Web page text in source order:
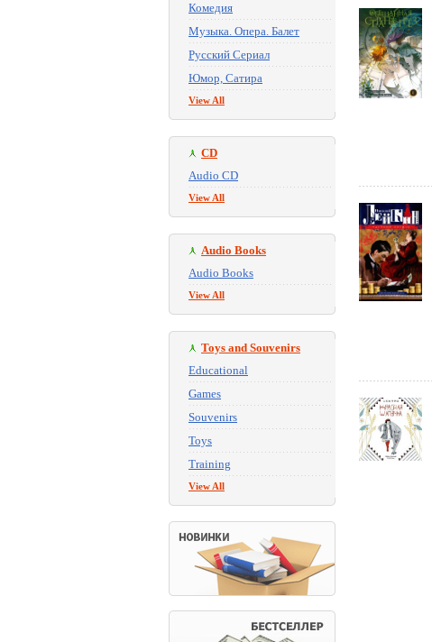
Комедия
Музыка. Опера. Балет
Русский Сериал
Юмор, Сатира
View All
CD
Audio CD
View All
Audio Books
Audio Books
View All
Toys and Souvenirs
Educational
Games
Souvenirs
Toys
Training
View All